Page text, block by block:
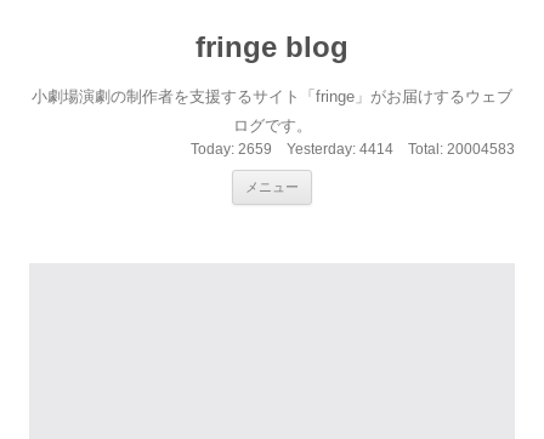
fringe blog
小劇場演劇の制作者を支援するサイト「fringe」がお届けするウェブ
ログです。
Today: 2659 Yesterday: 4414 Total: 20004583
メニュー